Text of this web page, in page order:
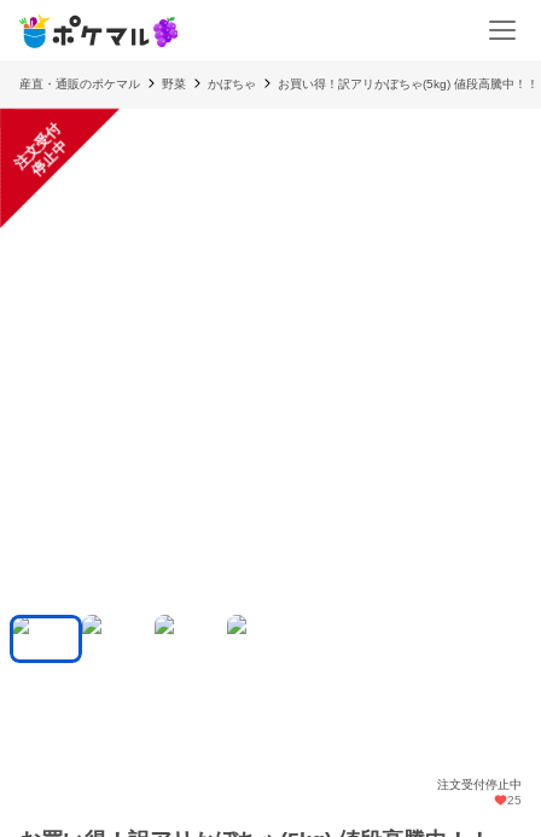
産直・通販のポケマル 野菜 かぼちゃ お買い得！訳アリかぼちゃ(5kg) 値段高騰中！！
注
文
受
付
停
止
中
注文受付停止中
25